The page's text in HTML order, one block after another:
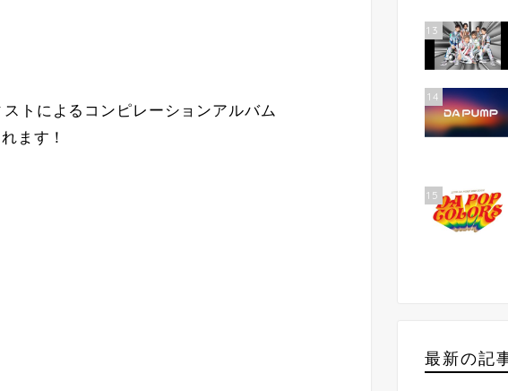
トによるコンピレーションアルバム
ます！
13
14
15
最新の記